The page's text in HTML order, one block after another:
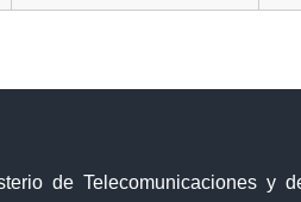
de Telecomunicaciones y